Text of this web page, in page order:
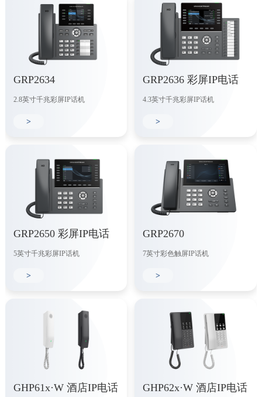
GRP2634
2.8英寸千兆彩屏IP话机
>
GRP2636 彩屏IP电话
4.3英寸千兆彩屏IP话机
>
GRP2650 彩屏IP电话
5英寸千兆彩屏IP话机
>
GRP2670
7英寸彩色触屏IP话机
>
GHP61x·W 酒店IP电话 GHP62x·W 酒店IP电话